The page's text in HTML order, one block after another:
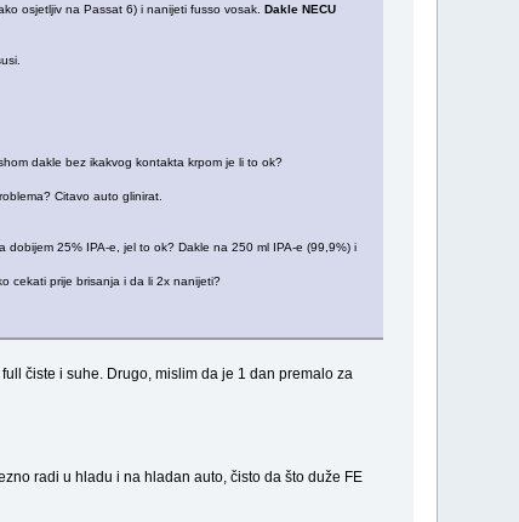
osjetljiv na Passat 6) i nanijeti fusso vosak. Dakle NECU
dakle bez ikakvog kontakta krpom je li to ok?
Citavo auto glinirat.
25% IPA-e, jel to ok? Dakle na 250 ml IPA-e (99,9%) i
cekati prije brisanja i da li 2x nanijeti?
čiste i suhe. Drugo, mislim da je 1 dan premalo za
radi u hladu i na hladan auto, čisto da što duže FE